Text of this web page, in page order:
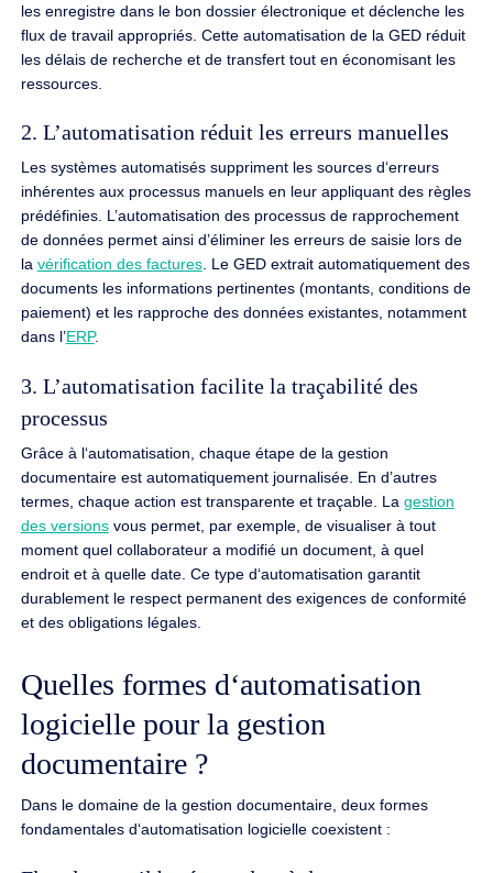
les enregistre dans le bon dossier électronique et déclenche les
flux de travail appropriés. Cette automatisation de la GED réduit
les délais de recherche et de transfert tout en économisant les
ressources.
2. L’automatisation réduit les erreurs manuelles
Les systèmes automatisés suppriment les sources d‘erreurs
inhérentes aux processus manuels en leur appliquant des règles
prédéfinies. L’automatisation des processus de rapprochement
de données permet ainsi d’éliminer les erreurs de saisie lors de
la vérification des factures. Le GED extrait automatiquement des
documents les informations pertinentes (montants, conditions de
paiement) et les rapproche des données existantes, notamment
dans l’ERP.
3. L’automatisation facilite la traçabilité des
processus
Grâce à l‘automatisation, chaque étape de la gestion
documentaire est automatiquement journalisée. En d’autres
termes, chaque action est transparente et traçable. La gestion
des versionsvous permet, par exemple, de visualiser à tout
moment quel collaborateur a modifié un document, à quel
endroit et à quelle date. Ce type d‘automatisation garantit
durablement le respect permanent des exigences de conformité
et des obligations légales.
Quelles formes d‘automatisation
logicielle pour la gestion
documentaire ?
Dans le domaine de la gestion documentaire, deux formes
fondamentales d‘automatisation logicielle coexistent :